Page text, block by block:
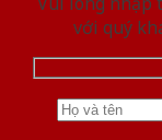
với quý